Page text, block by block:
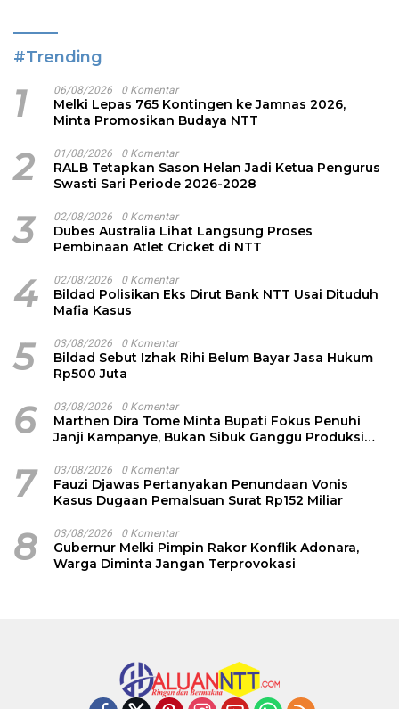
#Trending
1 06/08/2026 0 Komentar
Melki Lepas 765 Kontingen ke Jamnas 2026,
Minta Promosikan Budaya NTT
2 01/08/2026 0 Komentar
RALB Tetapkan Sason Helan Jadi Ketua Pengurus
Swasti Sari Periode 2026-2028
3 02/08/2026 0 Komentar
Dubes Australia Lihat Langsung Proses
Pembinaan Atlet Cricket di NTT
4 02/08/2026 0 Komentar
Bildad Polisikan Eks Dirut Bank NTT Usai Dituduh
Mafia Kasus
5 03/08/2026 0 Komentar
Bildad Sebut Izhak Rihi Belum Bayar Jasa Hukum
Rp500 Juta
6 03/08/2026 0 Komentar
Marthen Dira Tome Minta Bupati Fokus Penuhi
Janji Kampanye, Bukan Sibuk Ganggu Produksi
7 03/08/2026 0 Komentar
Fauzi Djawas Pertanyakan Penundaan Vonis
Kasus Dugaan Pemalsuan Surat Rp152 Miliar
8 03/08/2026 0 Komentar
Gubernur Melki Pimpin Rakor Konflik Adonara,
Warga Diminta Jangan Terprovokasi